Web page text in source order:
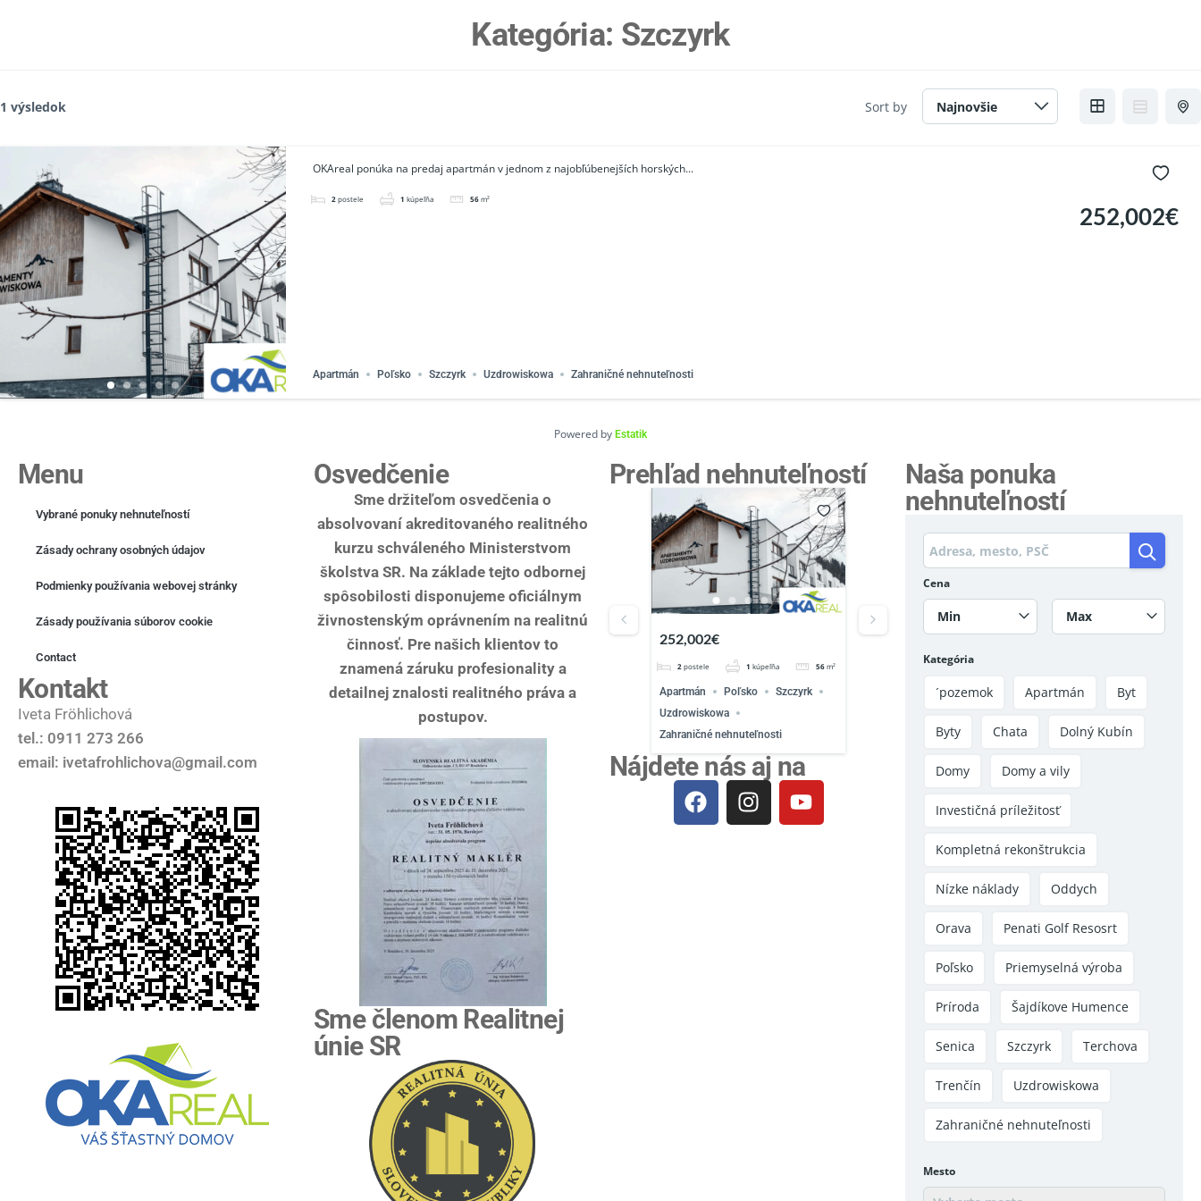
Kategória: Szczyrk
1 výsledok Sort by
OKAreal ponúka na predaj apartmán v jednom z najobľúbenejších horských...
2 postele 1 kúpeľňa 56 m²
252,002€
Apartmán Poľsko Szczyrk Uzdrowiskowa Zahraničné nehnuteľnosti
Powered by Estatik
Menu
Vybrané ponuky nehnuteľností
Zásady ochrany osobných údajov
Podmienky používania webovej stránky
Zásady používania súborov cookie
Contact
Kontakt
Iveta Fröhlichová
tel.: 0911 273 266
email: ivetafrohlichova@gmail.com
Osvedčenie
Sme držiteľom osvedčenia o
absolvovaní akreditovaného realitného
kurzu schváleného Ministerstvom
školstva SR. Na základe tejto odbornej
spôsobilosti disponujeme oficiálnym
živnostenským oprávnením na realitnú
činnosť. Pre našich klientov to
znamená záruku profesionality a
detailnej znalosti realitného práva a
postupov.
Sme členom Realitnej
únie SR
Prehľad nehnuteľností
kúpeľňa
252,002€
2 postele 1 kúpeľňa
Apartmán Poľsko
Szczyrk
Uzdrowiskowa
300,000€
2 postele 1 kúpeľňa 82 m²
Domy
Domy a vily
Penati Golf Resosrt
Šajdíkove Humence
Senica
299,000€
Oddych
Príroda
´pozemok
Nájdete nás aj na
Naša ponuka
nehnuteľností
Cena
Min Max
Kategória
´pozemok Apartmán Byt
Byty Chata Dolný Kubín
Domy Domy a vily
Investičná príležitosť
Kompletná rekonštrukcia
Nízke náklady Oddych
Orava Penati Golf Resosrt
Poľsko Priemyselná výroba
Príroda Šajdíkove Humence
Senica Szczyrk Terchova
Trenčín Uzdrowiskowa
Zahraničné nehnuteľnosti
Mesto